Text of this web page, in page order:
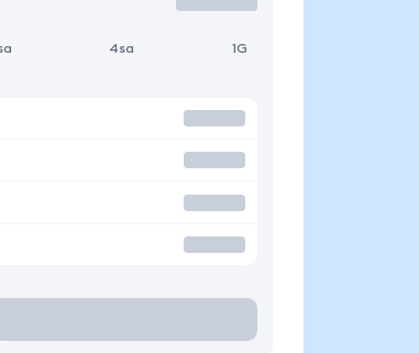
4sa 1G